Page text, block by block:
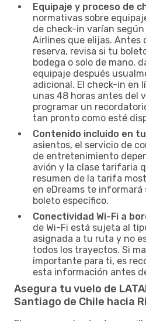
Equipaje y proceso de
normativas sobre
de check-in varían
Airlines que elijas. Antes
reserva, revisa si tu
bodega o solo de mano,
equipaje después
adicional. El check-in en
unas 48 horas antes del
programar un
tan pronto como esté
Contenido incluido en
asientos, el servicio de
de entretenimiento
avión y la clase tarifaria
resumen de la tarifa
en eDreams te
boleto específico.
Conectividad Wi-Fi a
de Wi-Fi está sujeta al
asignada a tu ruta y no
todos los trayectos. Si
importante para ti, es
esta información antes
Asegura tu vuelo de
Santiago de Chile hacia